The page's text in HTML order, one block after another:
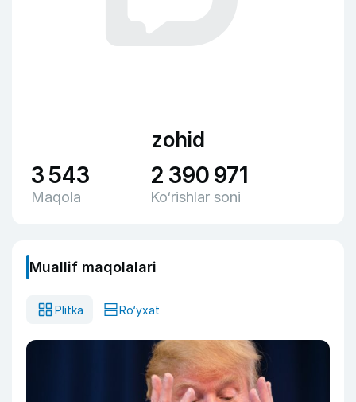
zohid
3 543
Maqola
2 390 971
Ko‘rishlar soni
Muallif maqolalari
Plitka Ro‘yxat